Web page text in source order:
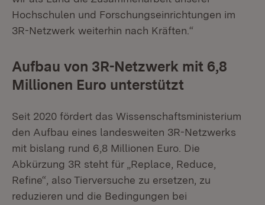
Hochschulen und Forschungseinrichtungen im
3R-Netzwerk weiterhin nach Kräften.“
Aufbau von 3R-Netzwerk mit 6,8
Millionen Euro unterstützt
Seit 2020 fördert das Wissenschaftsministerium
den Aufbau eines landesweiten 3R-Netzwerks
mit bislang rund 6,8 Millionen Euro. Die
Abkürzung 3R steht für „Replace, Reduce,
Refine“, also Tierversuche zu ersetzen, zu
reduzieren und die Bedingungen bei